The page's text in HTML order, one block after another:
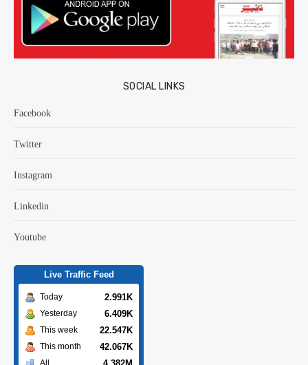
SOCIAL LINKS
Facebook
Twitter
Instagram
Linkedin
Youtube
Live Traffic Feed
Today 2.991K
Yesterday 6.409K
This week 22.547K
This month 42.067K